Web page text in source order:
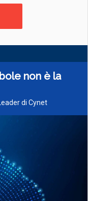
non è la
di Cynet